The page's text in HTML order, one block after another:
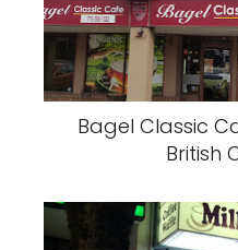
Bagel Classic
British